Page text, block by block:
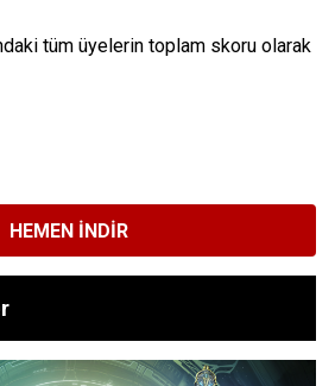
tüm üyelerin toplam skoru olarak
HEMEN İNDIR